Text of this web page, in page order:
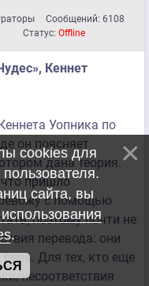
Сообщений: 6108
Статус:Offline
Кеннет
Уопника по
он поясняет
дана теория.
что пришло
с помощью
поэтому почти не
перевода: они
Для тех, кто еще
несоответствия
cookies для
сайта, вы
.